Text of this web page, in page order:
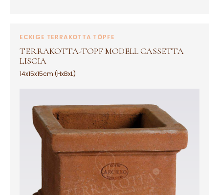
ECKIGE TERRAKOTTA TÖPFE
TERRAKOTTA-TOPF MODELL CASSETTA
LISCIA
14x15x15cm (HxBxL)